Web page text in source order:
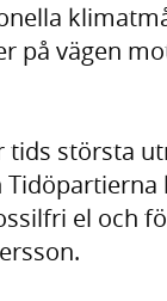
på vägen
största
el och